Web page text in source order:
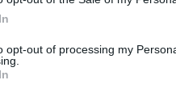
opt-out of processing my
προκύπτει,